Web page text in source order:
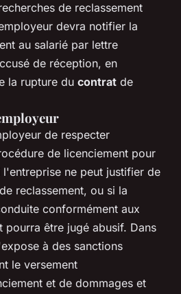
de reclassement
devra notifier la
au salarié par lettre
de réception, en
la rupture du contrat de
de respecter
de licenciement pour
ne peut justifier de
reclassement, ou si la
conformément aux
pourra être jugé abusif. Dans
à des sanctions
le versement
et de dommages et